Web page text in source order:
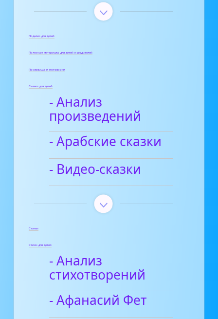
Поделки для детей
Полезные материалы для детей и родителей
Пословицы и поговорки
Сказки для детей
- Анализ
произведений
- Арабские сказки
- Видео-сказки
Статьи
Стихи для детей
- Анализ
стихотворений
- Афанасий Фет